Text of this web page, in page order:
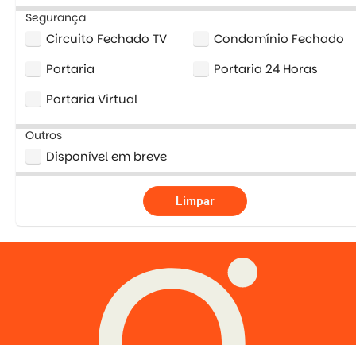
Segurança
Circuito Fechado TV
Condomínio Fechado
Portaria
Portaria 24 Horas
Portaria Virtual
Outros
Disponível em breve
Limpar